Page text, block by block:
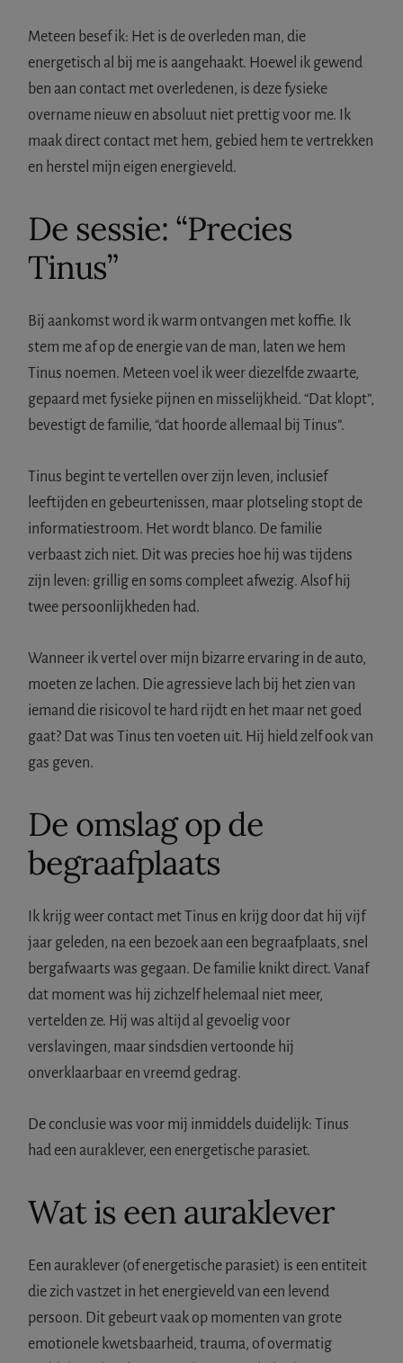
Meteen besef ik: Het is de overleden man, die
energetisch al bij me is aangehaakt. Hoewel ik gewend
ben aan contact met overledenen, is deze fysieke
overname nieuw en absoluut niet prettig voor me. Ik
maak direct contact met hem, gebied hem te vertrekken
en herstel mijn eigen energieveld.
De sessie: “Precies
Tinus”
Bij aankomst word ik warm ontvangen met koffie. Ik
stem me af op de energie van de man, laten we hem
Tinus noemen. Meteen voel ik weer diezelfde zwaarte,
gepaard met fysieke pijnen en misselijkheid. “Dat klopt”,
bevestigt de familie, “dat hoorde allemaal bij Tinus”.
Tinus begint te vertellen over zijn leven, inclusief
leeftijden en gebeurtenissen, maar plotseling stopt de
informatiestroom. Het wordt blanco. De familie
verbaast zich niet. Dit was precies hoe hij was tijdens
zijn leven: grillig en soms compleet afwezig. Alsof hij
twee persoonlijkheden had.
Wanneer ik vertel over mijn bizarre ervaring in de auto,
moeten ze lachen. Die agressieve lach bij het zien van
iemand die risicovol te hard rijdt en het maar net goed
gaat? Dat was Tinus ten voeten uit. Hij hield zelf ook van
gas geven.
De omslag op de
begraafplaats
Ik krijg weer contact met Tinus en krijg door dat hij vijf
jaar geleden, na een bezoek aan een begraafplaats, snel
bergafwaarts was gegaan. De familie knikt direct. Vanaf
dat moment was hij zichzelf helemaal niet meer,
vertelden ze. Hij was altijd al gevoelig voor
verslavingen, maar sindsdien vertoonde hij
onverklaarbaar en vreemd gedrag.
De conclusie was voor mij inmiddels duidelijk: Tinus
had een auraklever, een energetische parasiet.
Wat is een auraklever
Een auraklever (of energetische parasiet) is een entiteit
die zich vastzet in het energieveld van een levend
persoon. Dit gebeurt vaak op momenten van grote
emotionele kwetsbaarheid, trauma, of overmatig